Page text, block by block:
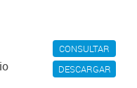
CONSULTAR
DESCARGAR